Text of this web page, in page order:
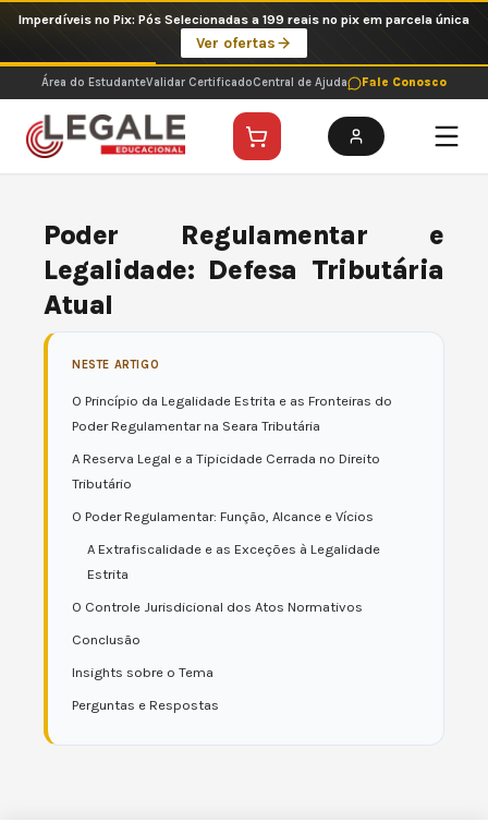
o
conteúdo
Imperdíveis no Pix: Pós Selecionadas a 199 reais no pix em parcela única
Ver ofertas
Área do EstudanteValidar CertificadoCentral de Ajuda Fale Conosco
Poder Regulamentar e
Legalidade: Defesa Tributária
Atual
NESTE ARTIGO
O Princípio da Legalidade Estrita e as Fronteiras do
Poder Regulamentar na Seara Tributária
A Reserva Legal e a Tipicidade Cerrada no Direito
Tributário
O Poder Regulamentar: Função, Alcance e Vícios
A Extrafiscalidade e as Exceções à Legalidade
Estrita
O Controle Jurisdicional dos Atos Normativos
Conclusão
Insights sobre o Tema
Perguntas e Respostas